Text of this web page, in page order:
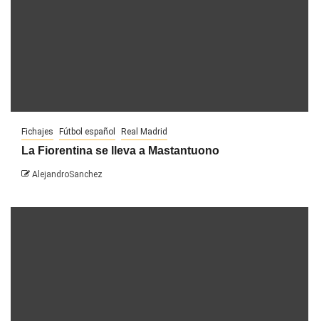
Fichajes Fútbol español Real Madrid
La Fiorentina se lleva a Mastantuono
AlejandroSanchez